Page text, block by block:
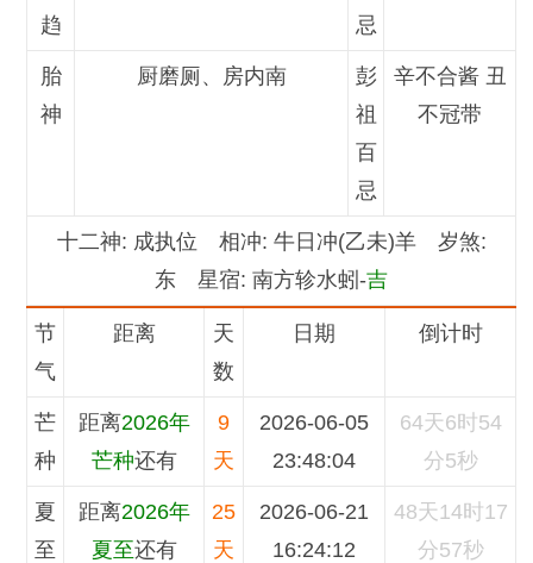
趋
忌
胎
神
厨磨厕、房内南
彭
祖
百
忌
辛不合酱 丑
不冠带
十二神: 成执位 相冲: 牛日冲(乙未)羊 岁煞:
东星宿: 南方轸水蚓-吉
节
气
距离
天
数
日期 倒计时
芒
种
距离2026年
芒种还有
9
天
2026-06-05
23:48:04
64天6时54
分6秒
夏
至
距离2026年
夏至还有
25
天
2026-06-21
16:24:12
48天14时17
分58秒